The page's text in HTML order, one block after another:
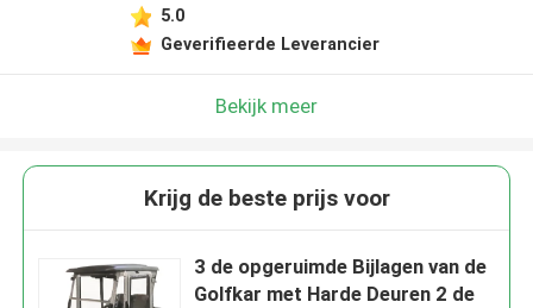
5.0
Geverifieerde Leverancier
Bekijk meer
Krijg de beste prijs voor
3 de opgeruimde Bijlagen van de
Golfkar met Harde Deuren 2 de